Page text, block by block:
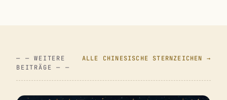
— — WEITERE
BEITRÄGE — —
ALLE CHINESISCHE STERNZEICHEN →